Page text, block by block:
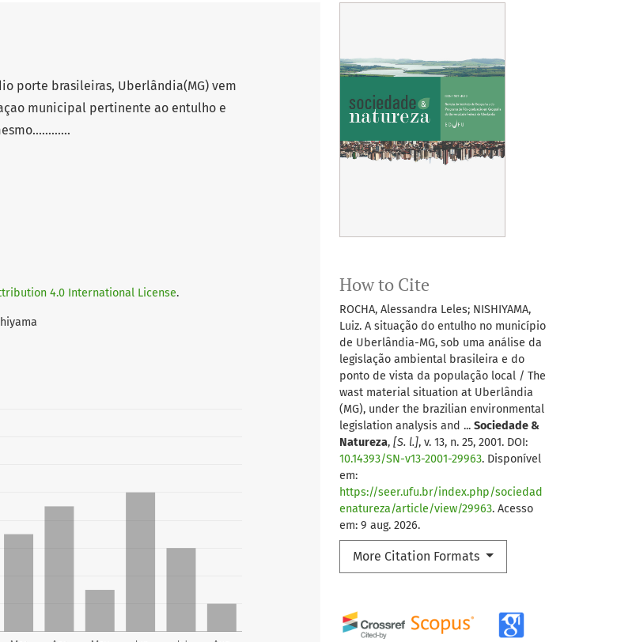
How to Cite
ROCHA, Alessandra Leles; NISHIYAMA,
Luiz. A situação do entulho no município
de Uberlândia-MG, sob uma análise da
legislação ambiental brasileira e do
ponto de vista da população local / The
wast material situation at Uberlândia
(MG), under the brazilian environmental
legislation analysis and ... Sociedade &
Natureza, [S. l.], v. 13, n. 25, 2001. DOI:
10.14393/SN-v13-2001-29963. Disponível
em:
https://seer.ufu.br/index.php/sociedad
enatureza/article/view/29963. Acesso
em: 9 aug. 2026.
More Citation Formats
porte brasileiras, Uberlândia(MG) vem
municipal pertinente ao entulho e
4.0 International License.